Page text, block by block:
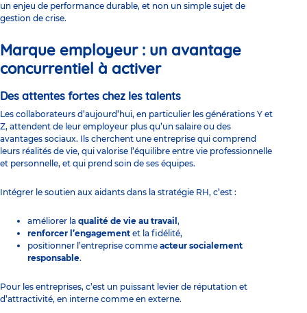
un enjeu de performance durable, et non un simple sujet de
gestion de crise.
Marque employeur : un avantage
concurrentiel à activer
Des attentes fortes chez les talents
Les collaborateurs d’aujourd’hui, en particulier les générations Y et
Z, attendent de leur employeur plus qu’un salaire ou des
avantages sociaux. Ils cherchent une entreprise qui comprend
leurs réalités de vie, qui valorise l’équilibre entre vie professionnelle
et personnelle, et qui prend soin de ses équipes.
Intégrer le soutien aux aidants dans la stratégie RH, c’est :
améliorer la qualité de vie au travail ,
renforcer l’engagement et la fidélité,
positionner l’entreprise comme acteur socialement
responsable.
Pour les entreprises, c’est un puissant levier de réputation et
d’attractivité, en interne comme en externe.